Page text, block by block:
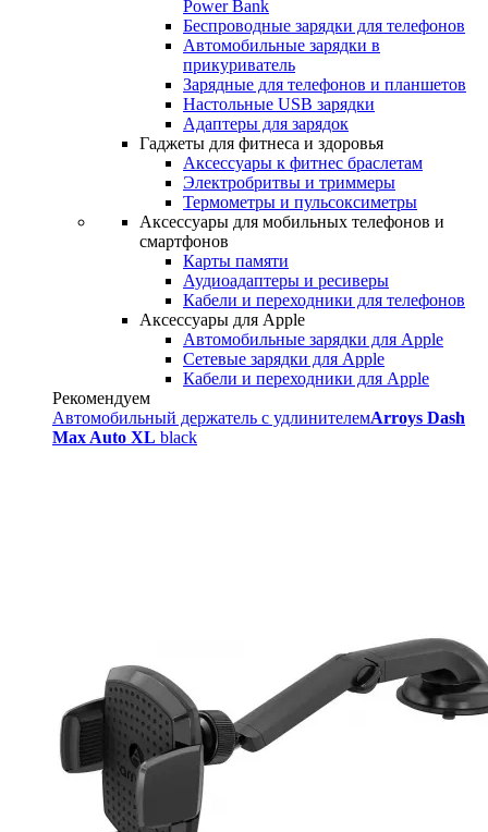
Power Bank
Беспроводные зарядки для телефонов
Автомобильные зарядки в
прикуриватель
Зарядные для телефонов и планшетов
Настольные USB зарядки
Адаптеры для зарядок
Гаджеты для фитнеса и здоровья
Аксессуары к фитнес браслетам
Электробритвы и триммеры
Термометры и пульсоксиметры
Аксессуары для мобильных телефонов и
смартфонов
Карты памяти
Аудиоадаптеры и ресиверы
Кабели и переходники для телефонов
Аксессуары для Apple
Автомобильные зарядки для Apple
Сетевые зарядки для Apple
Кабели и переходники для Apple
Рекомендуем
Автомобильный держатель с удлинителемArroys Dash
Max Auto XL black